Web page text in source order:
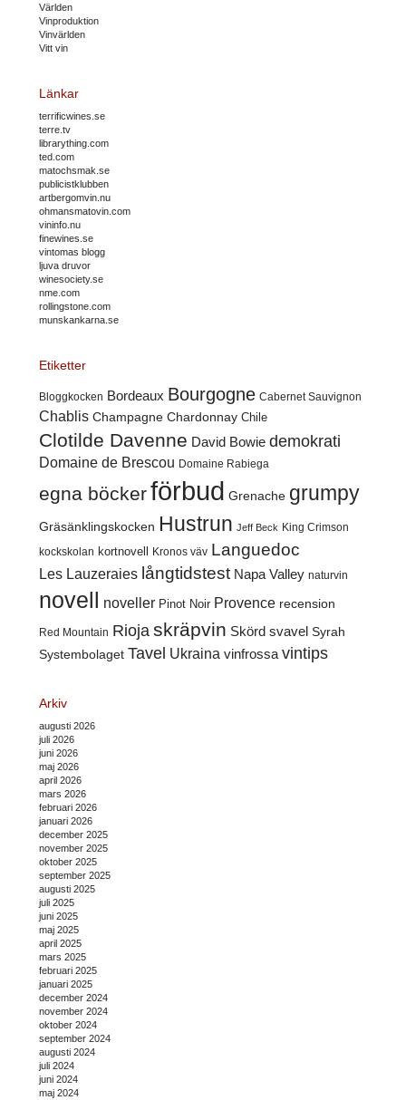
Världen
Vinproduktion
Vinvärlden
Vitt vin
Länkar
terrificwines.se
terre.tv
librarything.com
ted.com
matochsmak.se
publicistklubben
artbergomvin.nu
ohmansmatovin.com
vininfo.nu
finewines.se
vintomas blogg
ljuva druvor
winesociety.se
nme.com
rollingstone.com
munskankarna.se
Etiketter
Bloggkocken Bordeaux Bourgogne Cabernet Sauvignon
Chablis Champagne Chardonnay Chile
Clotilde Davenne David Bowie demokrati
Domaine de Brescou Domaine Rabiega
egna böckerförbud Grenache grumpy
Gräsänklingskocken Hustrun Jeff Beck King Crimson
kockskolan kortnovell Kronos väv Languedoc
Les Lauzeraies långtidstest Napa Valley naturvin
novell noveller Pinot Noir Provence recension
Red Mountain Rioja skräpvin Skörd svavel Syrah
Systembolaget Tavel Ukraina vinfrossa vintips
Arkiv
augusti 2026
juli 2026
juni 2026
maj 2026
april 2026
mars 2026
februari 2026
januari 2026
december 2025
november 2025
oktober 2025
september 2025
augusti 2025
juli 2025
juni 2025
maj 2025
april 2025
mars 2025
februari 2025
januari 2025
december 2024
november 2024
oktober 2024
september 2024
augusti 2024
juli 2024
juni 2024
maj 2024